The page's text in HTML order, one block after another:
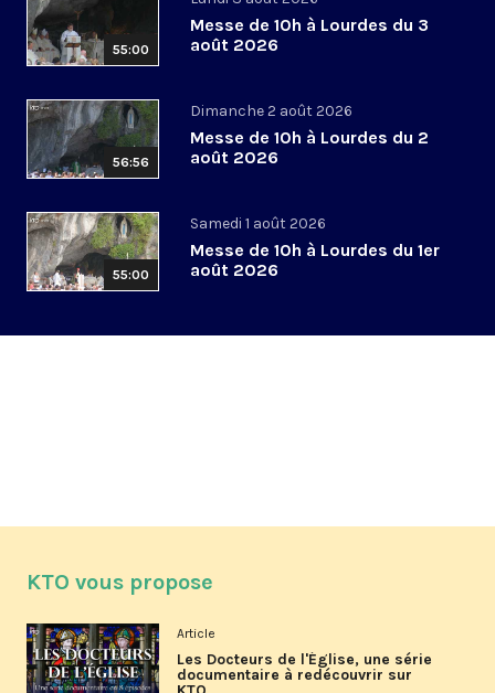
55:00
Messe de 10h à Lourdes du 3
août 2026
56:56
Dimanche 2 août 2026
Messe de 10h à Lourdes du 2
août 2026
55:00
Samedi 1 août 2026
Messe de 10h à Lourdes du 1er
août 2026
KTO vous propose
Article
Les Docteurs de l'Église, une série
documentaire à redécouvrir sur